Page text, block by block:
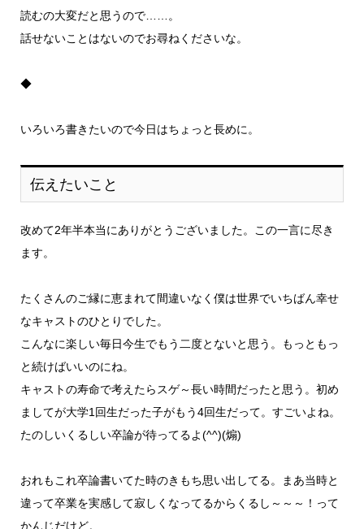
読むの大変だと思うので……。
話せないことはないのでお尋ねくださいな。
◆
いろいろ書きたいので今日はちょっと長めに。
伝えたいこと
改めて2年半本当にありがとうございました。この一言に尽き
ます。
たくさんのご縁に恵まれて間違いなく僕は世界でいちばん幸せ
なキャストのひとりでした。
こんなに楽しい毎日今生でもう二度とないと思う。もっともっ
と続けばいいのにね。
キャストの寿命で考えたらスゲ～長い時間だったと思う。初め
ましてが大学1回生だった子がもう4回生だって。すごいよね。
たのしいくるしい卒論が待ってるよ(^^)(煽)
おれもこれ卒論書いてた時のきもち思い出してる。まあ当時と
違って卒業を実感して寂しくなってるからくるし～～～！って
かんじだけど。